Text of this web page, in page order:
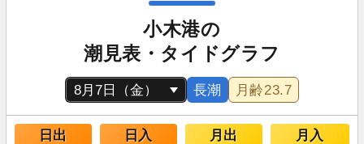
小木港の
潮見表・タイドグラフ
長潮 月齢23.7
日出 日入 月出 月入